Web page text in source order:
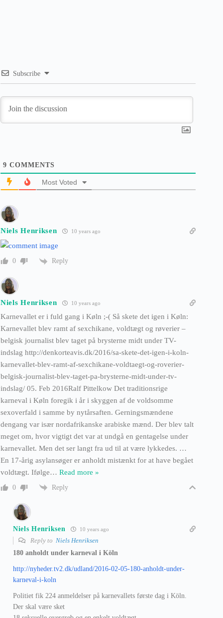
Subscribe
9 COMMENTS
Most Voted
Niels Henriksen 10 years ago
0 Reply
Niels Henriksen 10 years ago
Karnevallet er i fuld gang i Køln ;-( Så skete det igen i Køln:
Karnevallet blev ramt af sexchikane, voldtægt og røverier –
belgisk journalist blev taget på brysterne midt under TV-
indslag http://denkorteavis.dk/2016/sa-skete-det-igen-i-koln-
karnevallet-blev-ramt-af-sexchikane-voldtaegt-og-roverier-
belgisk-journalist-blev-taget-pa-brysterne-midt-under-tv-
indslag/ 05. Feb 2016Ralf Pittelkow Det traditionsrige
karneval i Køln foregik i år i skyggen af de voldsomme
sexoverfald i samme by nytårsaften. Gerningsmændene
dengang var især nordafrikanske arabiske mænd. Der blev talt
meget om, hvor vigtigt det var at undgå en gentagelse under
karnevallet. Men det ser langt fra ud til at være lykkedes. …
En 17-årig asylansøger er anholdt mistænkt for at have begået
voldtægt. Ifølge… Read more »
0 Reply
Niels Henriksen 10 years ago
Reply to Niels Henriksen
180 anholdt under karneval i Köln
http://nyheder.tv2.dk/udland/2016-02-05-180-anholdt-under-
karneval-i-koln
Politiet fik 224 anmeldelser på karnevallets første dag i Köln.
Der skal være sket